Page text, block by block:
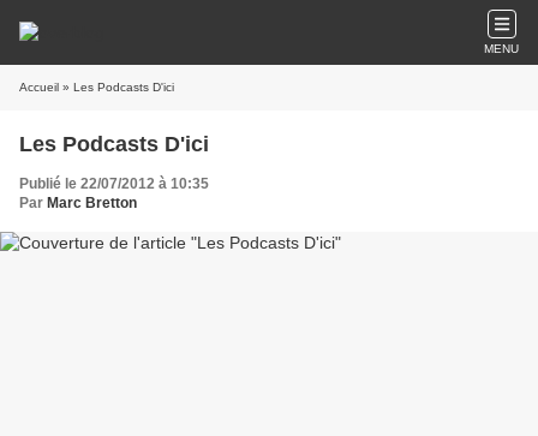
MENU
Accueil » Les Podcasts D'ici
Les Podcasts D'ici
Publié le 22/07/2012 à 10:35
Par Marc Bretton